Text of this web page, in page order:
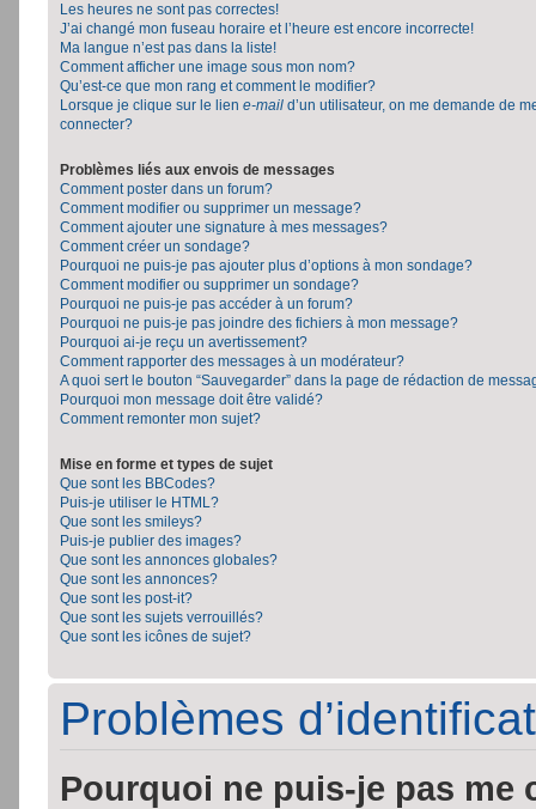
Les heures ne sont pas correctes!
J’ai changé mon fuseau horaire et l’heure est encore incorrecte!
Ma langue n’est pas dans la liste!
Comment afficher une image sous mon nom?
Qu’est-ce que mon rang et comment le modifier?
Lorsque je clique sur le lien e-mail d’un utilisateur, on me demande de
connecter?
Problèmes liés aux envois de messages
Comment poster dans un forum?
Comment modifier ou supprimer un message?
Comment ajouter une signature à mes messages?
Comment créer un sondage?
Pourquoi ne puis-je pas ajouter plus d’options à mon sondage?
Comment modifier ou supprimer un sondage?
Pourquoi ne puis-je pas accéder à un forum?
Pourquoi ne puis-je pas joindre des fichiers à mon message?
Pourquoi ai-je reçu un avertissement?
Comment rapporter des messages à un modérateur?
A quoi sert le bouton “Sauvegarder” dans la page de rédaction de
Pourquoi mon message doit être validé?
Comment remonter mon sujet?
Mise en forme et types de sujet
Que sont les BBCodes?
Puis-je utiliser le HTML?
Que sont les smileys?
Puis-je publier des images?
Que sont les annonces globales?
Que sont les annonces?
Que sont les post-it?
Que sont les sujets verrouillés?
Que sont les icônes de sujet?
Problèmes
Pourquoi ne puis-je pas me